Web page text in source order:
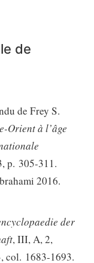
de
de Frey S.
Orient à l’âge
p. 305-311.
2016.
der
, III, A, 2,
col. 1683-1693.